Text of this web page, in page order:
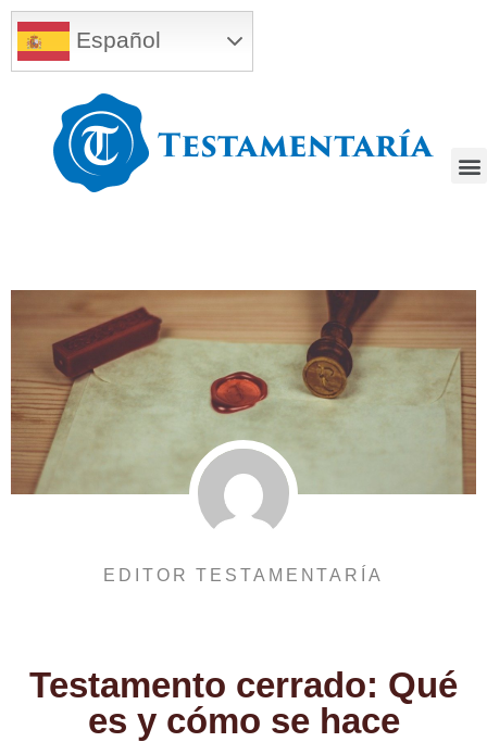
Español
EDITOR TESTAMENTARÍA
Testamento cerrado: Qué
es y cómo se hace